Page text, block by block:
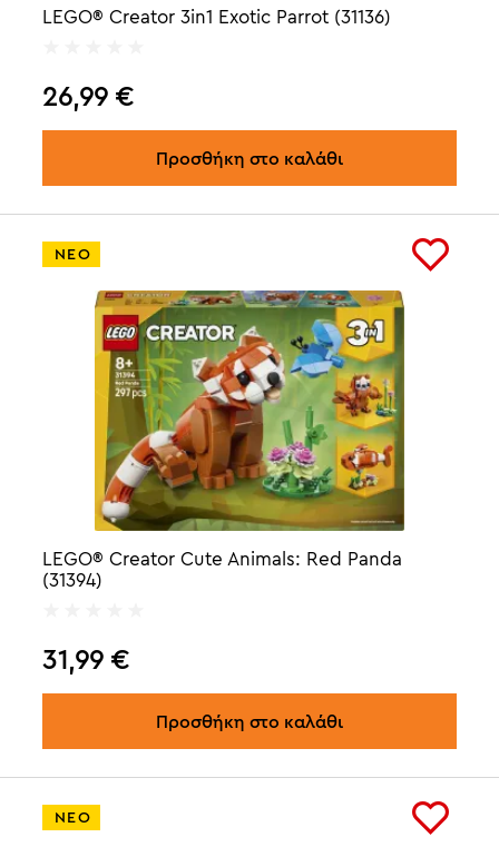
LEGO® Creator 3in1 Exotic Parrot (31136)
26,99 €
Προσθήκη στο καλάθι
ΝΕΟ
LEGO® Creator Cute Animals: Red Panda
(31394)
31,99 €
Προσθήκη στο καλάθι
ΝΕΟ